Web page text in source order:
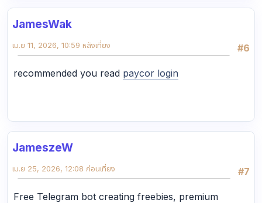
JamesWak
#6
เม.ย 11, 2026, 10:59 หลังเที่ยง
recommended you read paycor login
JameszeW
#7
เม.ย 25, 2026, 12:08 ก่อนเที่ยง
Free Telegram bot creating freebies, premium